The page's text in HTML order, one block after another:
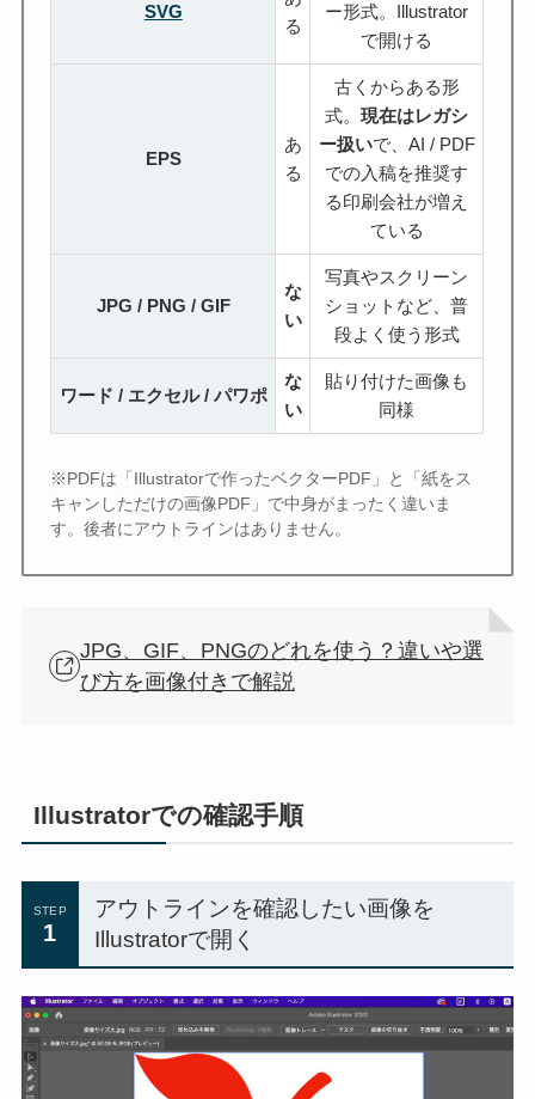
SVG
る
ー形式。Illustrator
で開ける
EPS
あ
る
古くからある形
式。現在はレガシ
ー扱いで、AI / PDF
での入稿を推奨す
る印刷会社が増え
ている
JPG / PNG / GIF
な
い
写真やスクリーン
ショットなど、普
段よく使う形式
ワード / エクセル / パワポ
な
い
貼り付けた画像も
同様
※PDFは「Illustratorで作ったベクターPDF」と「紙をス
キャンしただけの画像PDF」で中身がまったく違いま
す。後者にアウトラインはありません。
JPG、GIF、PNGのどれを使う？違いや選
び方を画像付きで解説
Illustratorでの確認手順
STEP
1
アウトラインを確認したい画像を
Illustratorで開く